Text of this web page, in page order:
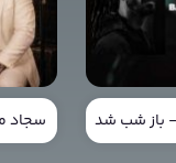
باز شب شد سجاد